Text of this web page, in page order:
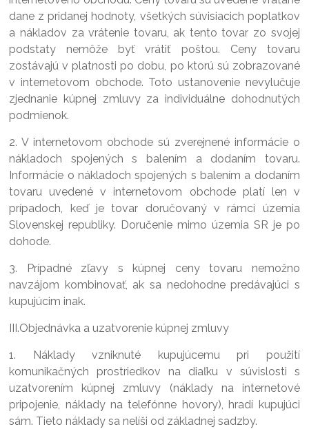
dane z pridanej hodnoty, všetkých súvisiacich poplatkov
a nákladov za vrátenie tovaru, ak tento tovar zo svojej
podstaty nemôže byť vrátiť poštou. Ceny tovaru
zostávajú v platnosti po dobu, po ktorú sú zobrazované
v internetovom obchode. Toto ustanovenie nevylučuje
zjednanie kúpnej zmluvy za individuálne dohodnutých
podmienok.
2. V internetovom obchode sú zverejnené informácie o
nákladoch spojených s balením a dodaním tovaru.
Informácie o nákladoch spojených s balením a dodaním
tovaru uvedené v internetovom obchode platí len v
prípadoch, keď je tovar doručovaný v rámci územia
Slovenskej republiky. Doručenie mimo územia SR je po
dohode.
3. Prípadné zľavy s kúpnej ceny tovaru nemožno
navzájom kombinovať, ak sa nedohodne predávajúci s
kupujúcim inak.
III.Objednávka a uzatvorenie kúpnej zmluvy
1. Náklady vzniknuté kupujúcemu pri použití
komunikačných prostriedkov na diaľku v súvislosti s
uzatvorením kúpnej zmluvy (náklady na internetové
pripojenie, náklady na telefónne hovory), hradí kupujúci
sám. Tieto náklady sa nelíši od základnej sadzby.